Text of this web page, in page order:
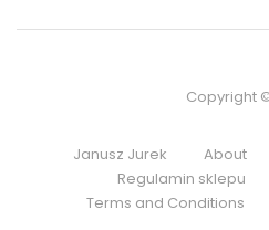
Copyright
Janusz Jurek About
Regulamin sklepu
Terms and Conditions